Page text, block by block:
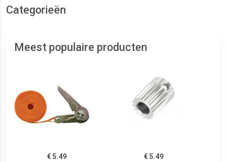
Categorieën
Meest populaire producten
€ 5.49
€ 5.49